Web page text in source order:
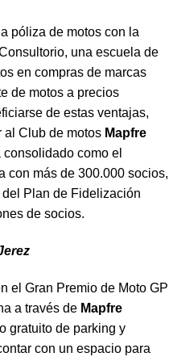
póliza de motos con la
onsultorio, una escuela de
en compras de marcas
de motos a precios
de estas ventajas,
al Club de motos Mapfre
como el
con más de 300.000 socios,
Plan de Fidelización
de socios.
el Gran Premio de Moto GP
a través de Mapfre
gratuito de parking y
con un espacio para